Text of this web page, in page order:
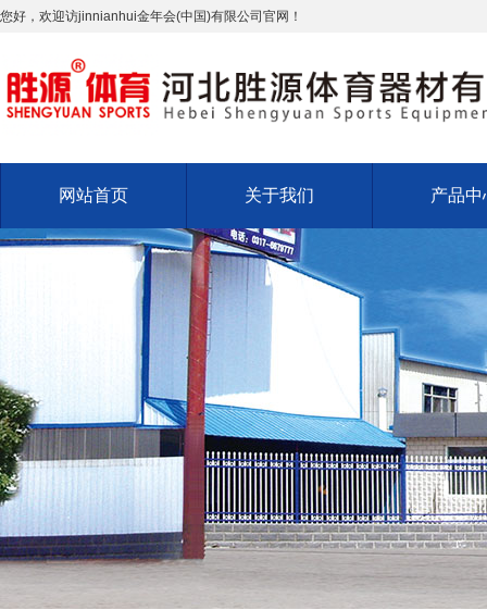
您好，欢迎访jinnianhui金年会(中国)有限公司官网！
网站首页 关于我们 产品中